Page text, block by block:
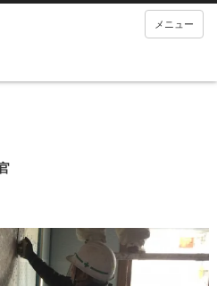
メニュー